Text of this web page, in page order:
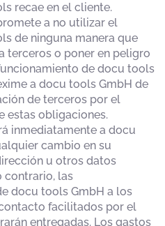
recae en el cliente.
a no utilizar el
de ninguna manera que
terceros o poner en peligro
de docu tools
a docu tools GmbH de
de terceros por el
estas obligaciones.
inmediatamente a docu
cambio en su
u otros datos
contrario, las
docu tools GmbH a los
facilitados por el
entregadas. Los gastos